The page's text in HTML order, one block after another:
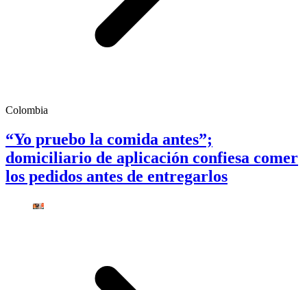
Colombia
“Yo pruebo la comida antes”;
domiciliario de aplicación confiesa comer
los pedidos antes de entregarlos